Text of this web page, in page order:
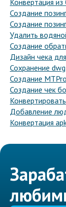
Конвертация из
Создание
Создание
Удалить
Создание
Дизайн чека
Сохранение
Создание
Создание чек
Добавление
Конвертация